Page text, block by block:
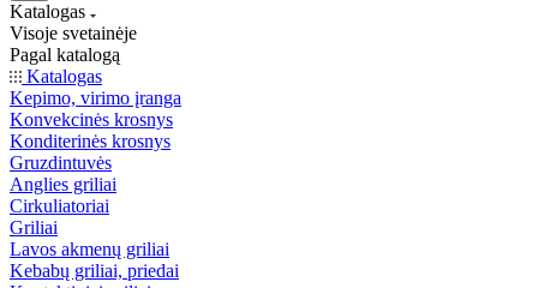
Katalogas
Visoje svetainėje
Pagal katalogą
Katalogas
Kepimo, virimo įranga
Konvekcinės krosnys
Konditerinės krosnys
Gruzdintuvės
Anglies griliai
Cirkuliatoriai
Griliai
Lavos akmenų griliai
Kebabų griliai, priedai